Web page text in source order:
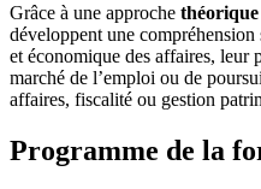
Grâce à une approche
développent une
et économique des affaires, leur
marché de l’emploi ou de
affaires, fiscalité ou gestion
Programme de la